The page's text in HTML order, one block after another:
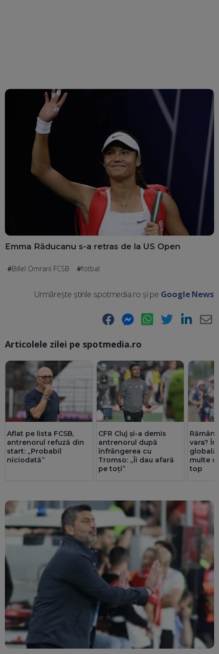
Emma Răducanu s-a retras de la US Open
Billel Omrani FCSB fotbal
Urmărește știrile spotmedia.ro și pe Google News
Facebook Messenger WhatsApp Twitter LinkedIn
Articolele zilei pe spotmedia.ro
Aflat pe lista FCSB,
antrenorul refuză din
start: „Probabil
niciodată”
CFR Cluj și-a demis
antrenorul după
înfrângerea cu
Tromso: „Îi dau afară
pe toți”
vara?
globală
multe
top